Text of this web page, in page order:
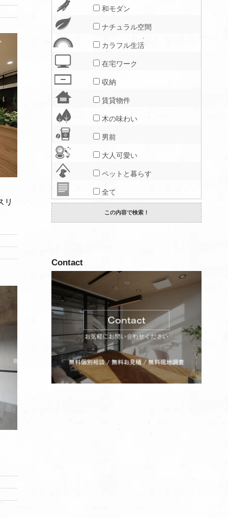
リ
和モダン
ナチュラル空間
カラフル生活
在宅ワーク
収納
賃貸物件
木の味わい
男前
大人可愛い
ペットと暮らす
全て
Contact